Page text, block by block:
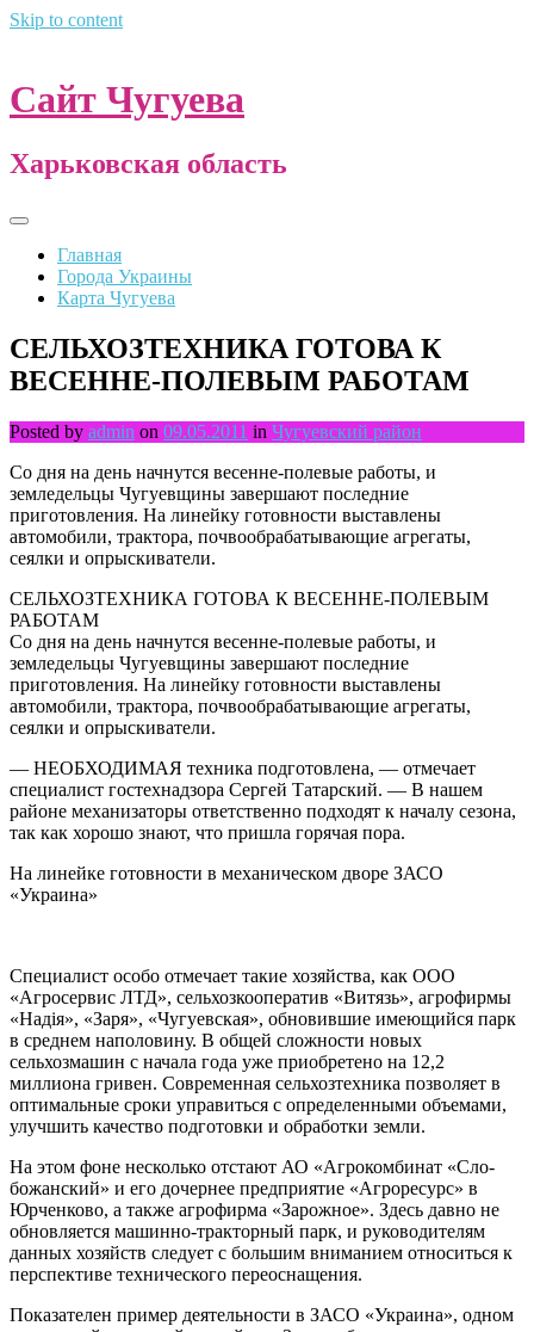
Skip to content
Сайт Чугуева
Харьковская область
Главная
Города Украины
Карта Чугуева
СЕЛЬХОЗТЕХНИКА ГОТОВА К
ВЕСЕННЕ-ПОЛЕВЫМ РАБОТАМ
Posted by admin on 09.05.2011 in Чугуевский район
Со дня на день начнутся весенне-полевые работы, и
земледельцы Чугуевщины завершают последние
приготовления. На линейку готовности выставлены
автомобили, трактора, почвообрабатывающие агрегаты,
сеялки и опрыскиватели.
СЕЛЬХОЗТЕХНИКА ГОТОВА К ВЕСЕННЕ-ПОЛЕВЫМ
РАБОТАМ
Со дня на день начнутся весенне-полевые работы, и
земледельцы Чугуевщины завершают последние
приготовления. На линейку готовности выставлены
автомобили, трактора, почвообрабатывающие агрегаты,
сеялки и опрыскиватели.
— НЕОБХОДИМАЯ техника подготовлена, — отмечает
специалист гостехнадзора Сергей Татарский. — В нашем
районе механизаторы ответственно подходят к началу сезона,
так как хорошо знают, что пришла горячая пора.
На линейке готовности в механическом дворе ЗАСО
«Украина»
Специалист особо отмечает такие хозяйства, как ООО
«Агросервис ЛТД», сельхозкооператив «Витязь», агрофирмы
«Надія», «Заря», «Чугуевская», обновившие имеющийся парк
в среднем наполовину. В общей сложности новых
сельхозмашин с начала года уже приобретено на 12,2
миллиона гривен. Современная сельхозтехника позволяет в
оптимальные сроки управиться с определенными объемами,
улучшить качество подготовки и обработки земли.
На этом фоне несколько отстают АО «Агрокомбинат «Сло-
божанский» и его дочернее предприятие «Агроресурс» в
Юрченково, а также агрофирма «Зарожное». Здесь давно не
обновляется машинно-тракторный парк, и руководителям
данных хозяйств следует с большим вниманием относиться к
перспективе технического переоснащения.
Показателен пример деятельности в ЗАСО «Украина», одном